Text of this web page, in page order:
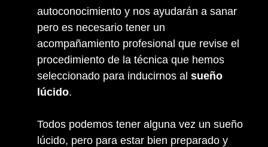
autoconocimiento y nos ayudarán a sanar
pero es necesario tener un
acompañamiento profesional que revise el
procedimiento de la técnica que hemos
seleccionado para inducirnos al sueño
lúcido.
Todos podemos tener alguna vez un sueño
lúcido, pero para estar bien preparado y